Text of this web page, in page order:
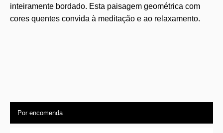
inteiramente bordado. Esta paisagem geométrica com
cores quentes convida à meditação e ao relaxamento.
Por encomenda